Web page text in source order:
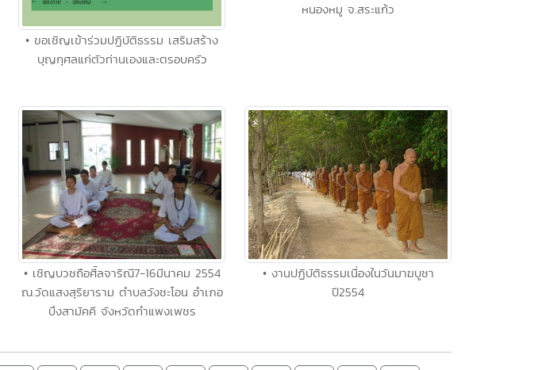
• ขอเชิญเข้าร่วมปฏิบัติธรรม เสริมสร้าง
บุญกุศลแก่ตัวท่านเองและตรอบครัว
หนองหมู จ.สระแก้ว
• เชิญบวชถือศีัลจาริณี7-16มีนาคม 2554
ณ.วัดแสงสุริยาราม ตำบลวังชะโอน อำเภอ
บึงสามัคคี จังหวัดกำแพงเพชร
• งานปฏิบัติธรรมเนื่องในวันมาฆบูชา
ปี2554